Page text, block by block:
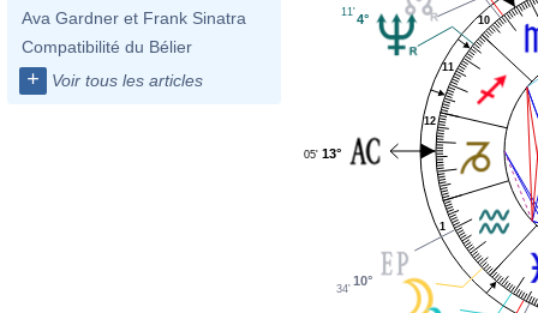
Ava Gardner et Frank Sinatra
Compatibilité du Bélier
+ Voir tous les articles
1
10
11
12
4°
11'
13°
05'
10°
34'